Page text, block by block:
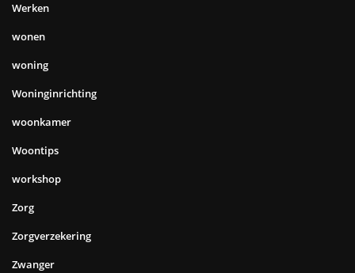
Werken
wonen
woning
Woninginrichting
woonkamer
Woontips
workshop
Zorg
Zorgverzekering
Zwanger